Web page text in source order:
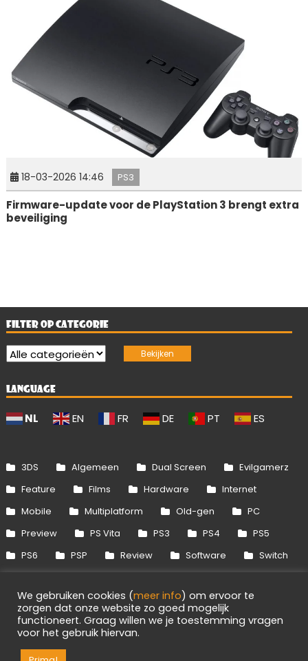
18-03-2026 14:46 PS3
Firmware-update voor de PlayStation 3 brengt extra
beveiliging
FILTER OP CATEGORIE
LANGUAGE
NL EN FR DE PT ES
3DS Algemeen Dual Screen
Evilgamerz
Feature
Films Hardware
Internet
Mobile
Multiplatform Old-gen
PC
Preview
PS Vita PS3 PS4
PS5
PS6
PSP Review Software
Switch
Xbox 360
Xbox One Xbox Series
We gebruiken cookies (meer info) om ervoor te
zorgen dat onze website zo goed mogelijk
functioneert. Graag willen we je toestemming vragen
voor het gebruik hiervan.